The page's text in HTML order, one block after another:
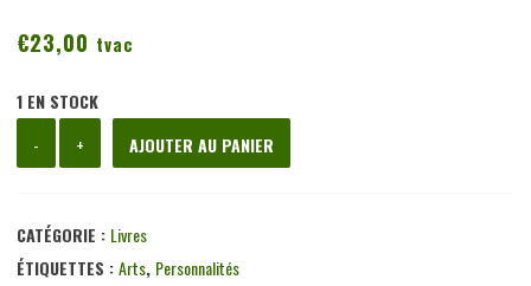
€23,00 tvac
1 EN STOCK
-
de
Rops,
Louis
+ AJOUTER AU PANIER
CATÉGORIE : Livres
ÉTIQUETTES :Arts, Personnalités